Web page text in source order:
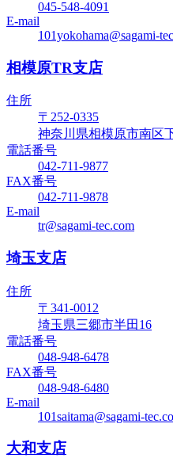
045-548-4091
E-mail
101yokohama@sagami-
相模原TR支店
住所
〒252-0335
神奈川県相模原市南区
電話番号
042-711-9877
FAX番号
042-711-9878
E-mail
tr@sagami-tec.com
埼玉支店
住所
〒341-0012
埼玉県三郷市半田16
電話番号
048-948-6478
FAX番号
048-948-6480
E-mail
101saitama@sagami-
大和支店